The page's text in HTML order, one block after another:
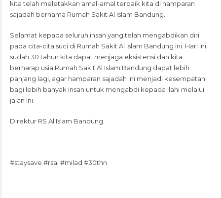
kita telah meletakkan amal-amal terbaik kita di hamparan
sajadah bernama Rumah Sakit Al Islam Bandung.
Selamat kepada seluruh insan yang telah mengabdikan diri
pada cita-cita suci di Rumah Sakit Al Islam Bandung ini. Hari ini
sudah 30 tahun kita dapat menjaga eksistensi dan kita
berharap usia Rumah Sakit Al Islam Bandung dapat lebih
panjang lagi, agar hamparan sajadah ini menjadi kesempatan
bagi lebih banyak insan untuk mengabdi kepada Ilahi melalui
jalan ini.
Direktur RS Al Islam Bandung.
#staysave #rsai #milad #30thn